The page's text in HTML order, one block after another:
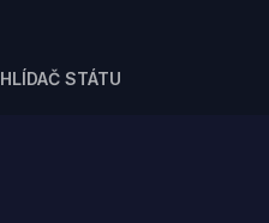
HLÍDAČ STÁTU